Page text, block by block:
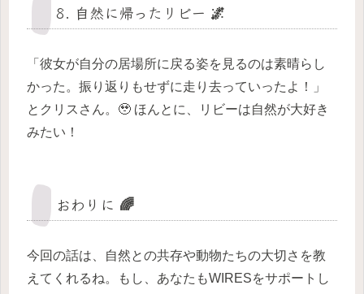
8. 自然に帰ったリビー 🌌
「彼女が自分の居場所に戻る姿を見るのは素晴らし
かった。振り返りもせずに走り去っていったよ！」
とクリスさん。🥹 ほんとに、リビーは自然が大好き
みたい！
おわりに 🌈
今回の話は、自然との共存や動物たちの大切さを教
えてくれるね。もし、あなたもWIRESをサポートし